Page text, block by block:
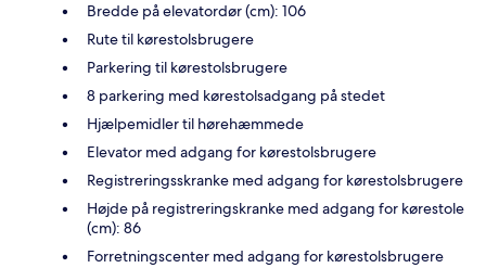
Bredde på elevatordør (cm): 106
Rute til kørestolsbrugere
Parkering til kørestolsbrugere
8 parkering med kørestolsadgang på stedet
Hjælpemidler til hørehæmmede
Elevator med adgang for kørestolsbrugere
Registreringsskranke med adgang for kørestolsbrugere
Højde på registreringskranke med adgang for kørestole
(cm): 86
Forretningscenter med adgang for kørestolsbrugere